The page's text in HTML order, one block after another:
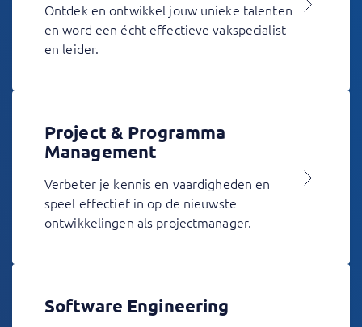
Ontdek en ontwikkel jouw unieke talenten
en word een écht effectieve vakspecialist
en leider.
Project & Programma
Management
Verbeter je kennis en vaardigheden en
speel effectief in op de nieuwste
ontwikkelingen als projectmanager.
Software Engineering